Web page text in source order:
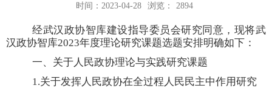
时间：2023-04-28 浏览： 2894
经武汉政协智库建设指导委员会研究同意，现将武
汉政协智库2023年度理论研究课题选题安排明确如下：
一、关于人民政协理论与实践研究课题
1.关于发挥人民政协在全过程人民民主中作用研究